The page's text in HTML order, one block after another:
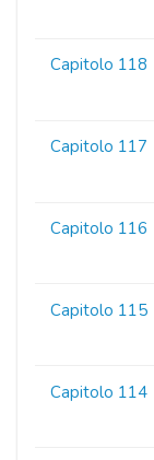
Capitolo 118
Capitolo 117
Capitolo 116
Capitolo 115
Capitolo 114